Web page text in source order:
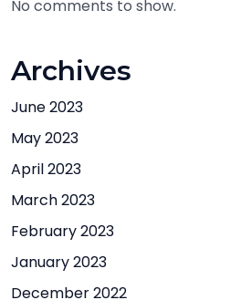
No comments to show.
Archives
June 2023
May 2023
April 2023
March 2023
February 2023
January 2023
December 2022